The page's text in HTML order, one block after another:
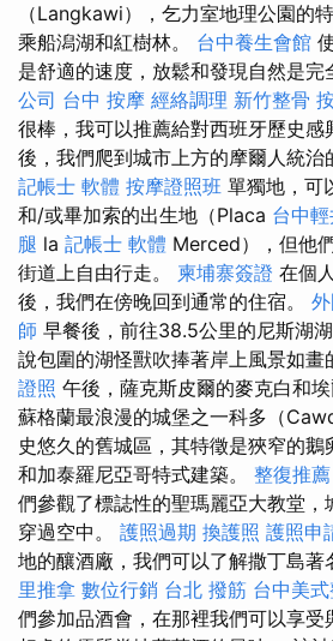
（Langkawi），乞力室地理公園的
乘船潟湖和紅樹林。 台中養生會館
是舒適的速度，放鬆和發現自然是完
公司 台中 按摩 經絡調理 新竹整骨
很棒，我可以推薦給對西班牙歷史感
後，我們爬到城市上方的摩爾人統治
記帳士 軟體 按摩證照班 單獨地，可
和/或畢加索的出生地（Placa 台中
腿 la 記帳士 軟體 Merced），但他
街道上自由行走。 柬埔寨簽證 在個
後，我們在傍晚回到通常的住宿。
師 早餐後，前往38.5公里的尼斯湖湖
說包圍的湖怪獸吹捧著岸上風景如畫
證照 午後，薩克斯皮爾的麥克白和
蘇格蘭最浪漫的城堡之一科多（
史悠久的舊城區，其特徵是狹窄的
和加泰羅尼亞哥特式建築。 整復推薦
們參觀了標誌性的聖瑪麗亞大教堂，
穿過空中。 護照過期 換護照 護照申
地的釀酒廠，我們可以了解撒丁島著
里推拿 數位行銷 台北 撥筋 台中美
們參加品酒會，在那裡我們可以享受